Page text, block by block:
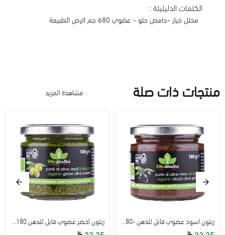
الكلمات الدليليلة :
مخلل خيار -حامض حلو - عضوي 680 جم اترض الطبيعة
منتجات ذات صلة مشاهدة المزيد